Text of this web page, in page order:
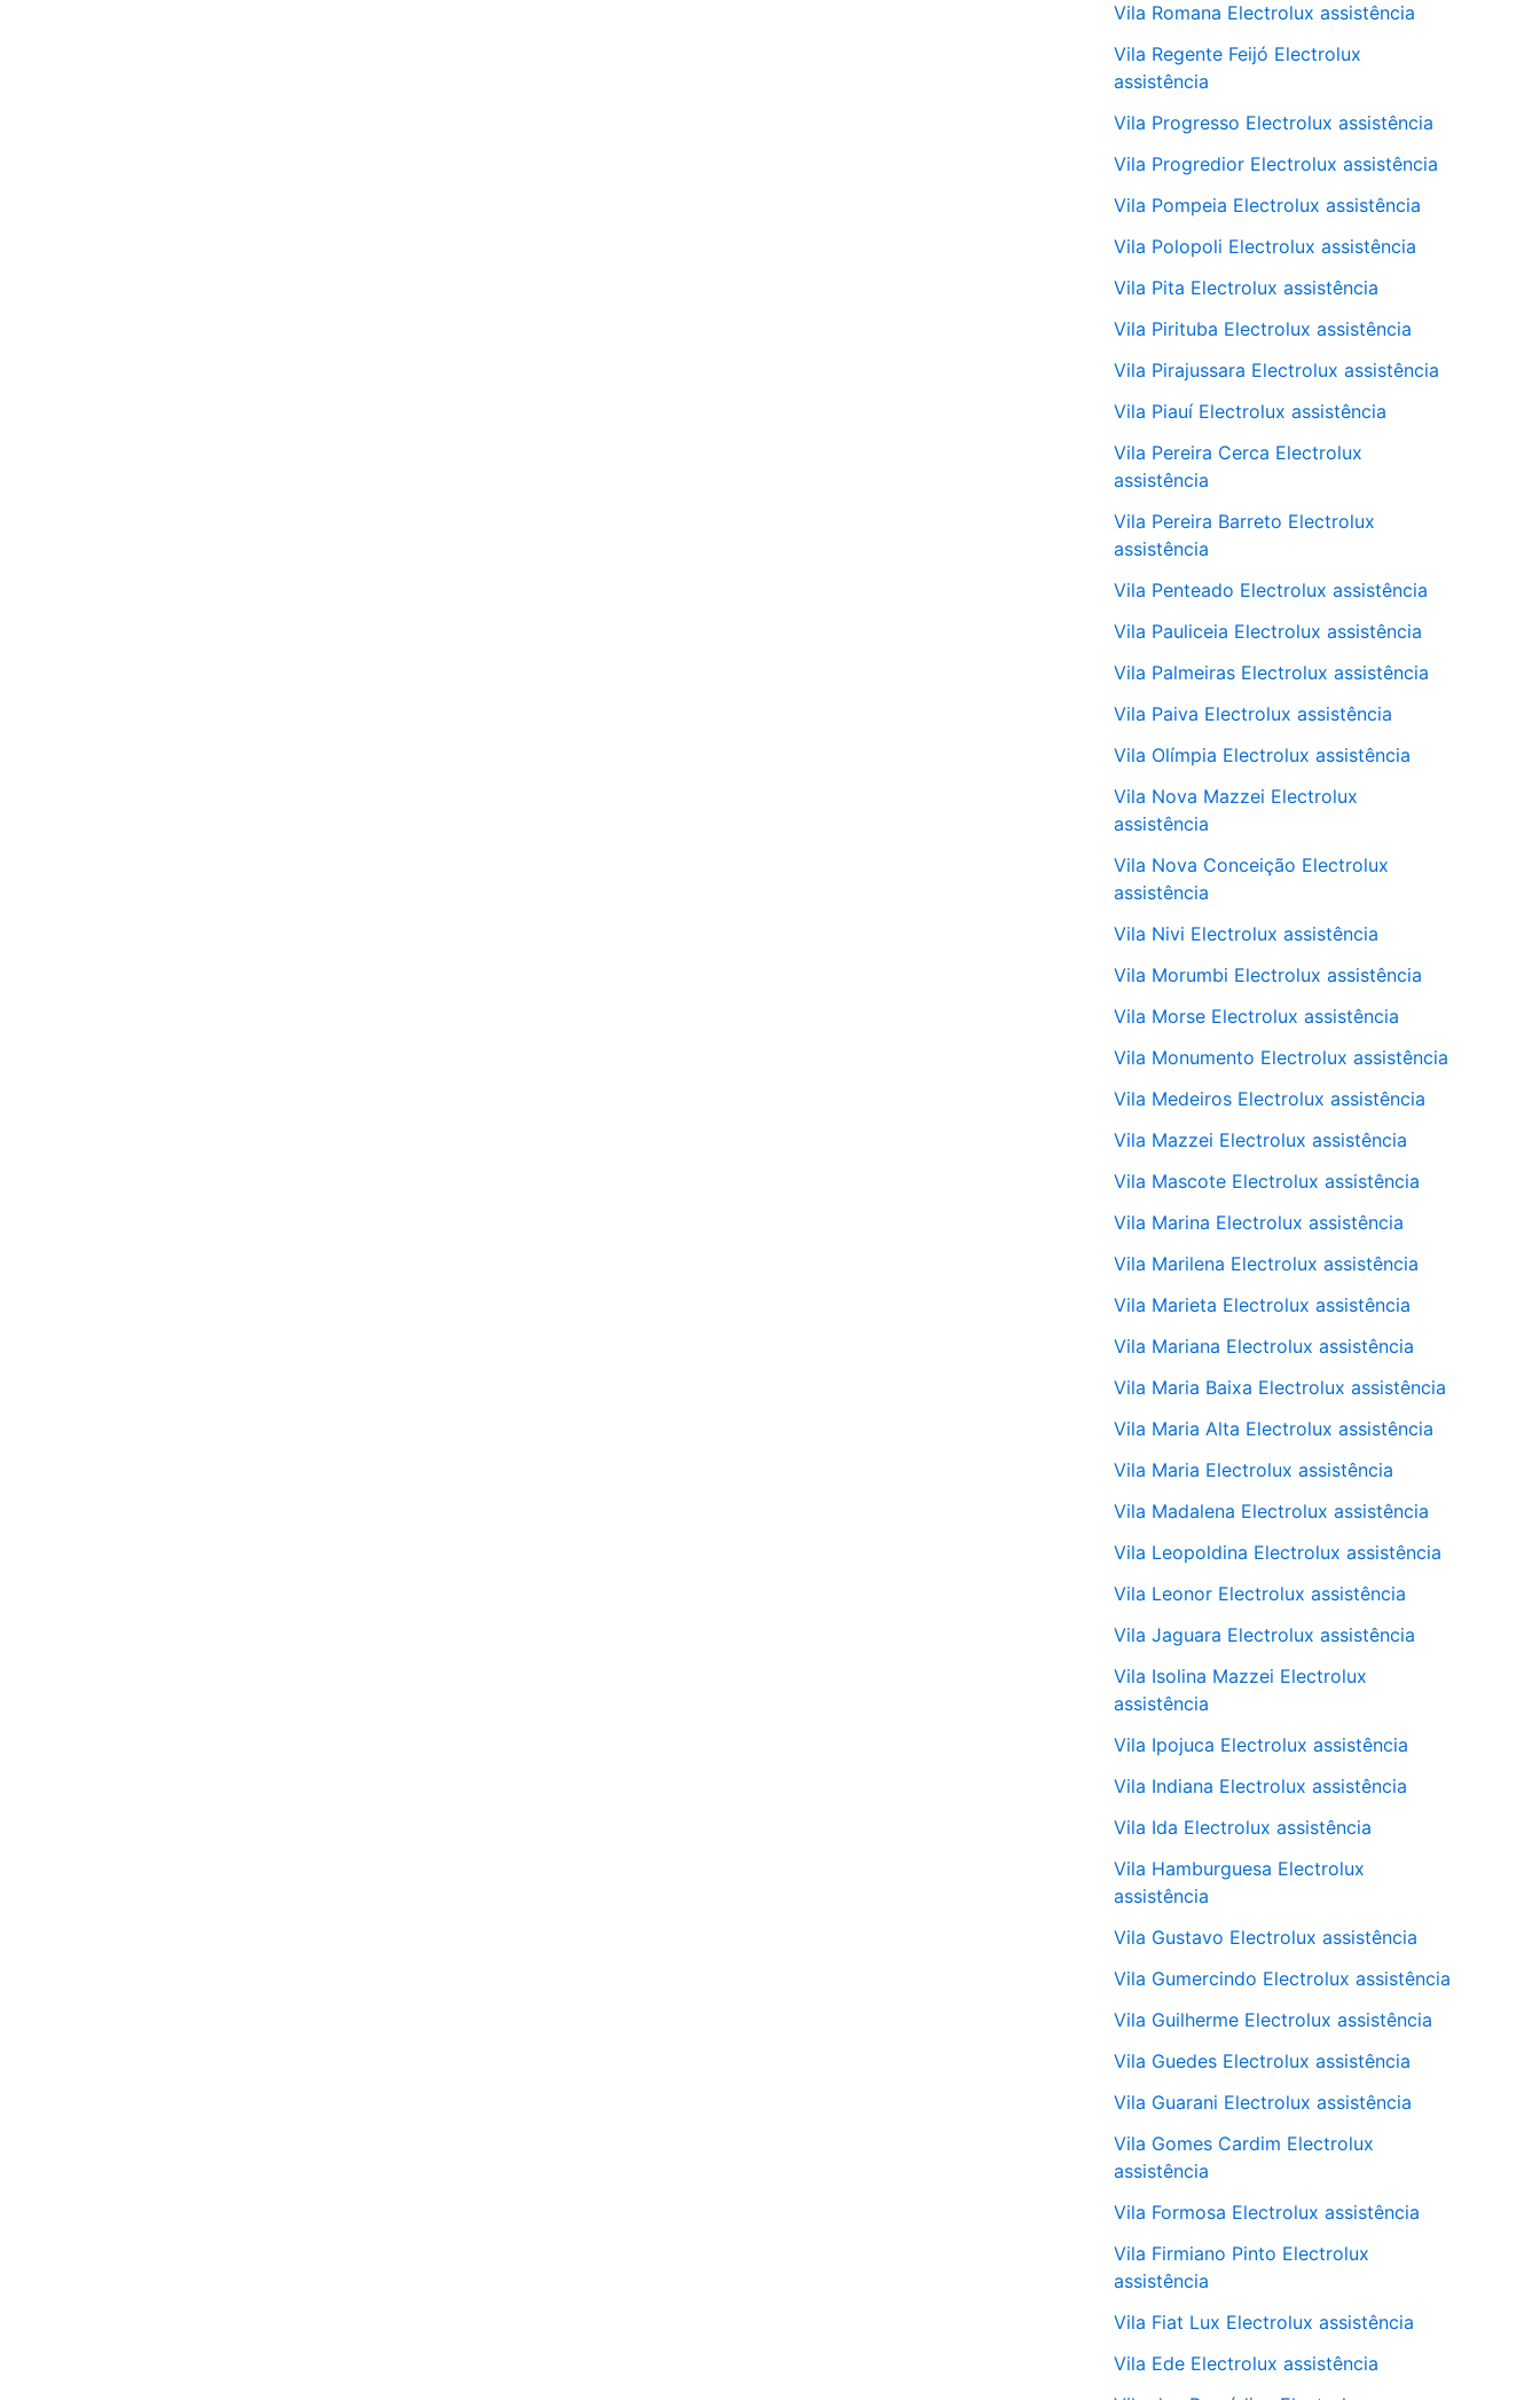
Vila Romana Electrolux assistência
Vila Regente Feijó Electrolux
assistência
Vila Progresso Electrolux assistência
Vila Progredior Electrolux assistência
Vila Pompeia Electrolux assistência
Vila Polopoli Electrolux assistência
Vila Pita Electrolux assistência
Vila Pirituba Electrolux assistência
Vila Pirajussara Electrolux assistência
Vila Piauí Electrolux assistência
Vila Pereira Cerca Electrolux
assistência
Vila Pereira Barreto Electrolux
assistência
Vila Penteado Electrolux assistência
Vila Pauliceia Electrolux assistência
Vila Palmeiras Electrolux assistência
Vila Paiva Electrolux assistência
Vila Olímpia Electrolux assistência
Vila Nova Mazzei Electrolux
assistência
Vila Nova Conceição Electrolux
assistência
Vila Nivi Electrolux assistência
Vila Morumbi Electrolux assistência
Vila Morse Electrolux assistência
Vila Monumento Electrolux assistência
Vila Medeiros Electrolux assistência
Vila Mazzei Electrolux assistência
Vila Mascote Electrolux assistência
Vila Marina Electrolux assistência
Vila Marilena Electrolux assistência
Vila Marieta Electrolux assistência
Vila Mariana Electrolux assistência
Vila Maria Baixa Electrolux assistência
Vila Maria Alta Electrolux assistência
Vila Maria Electrolux assistência
Vila Madalena Electrolux assistência
Vila Leopoldina Electrolux assistência
Vila Leonor Electrolux assistência
Vila Jaguara Electrolux assistência
Vila Isolina Mazzei Electrolux
assistência
Vila Ipojuca Electrolux assistência
Vila Indiana Electrolux assistência
Vila Ida Electrolux assistência
Vila Hamburguesa Electrolux
assistência
Vila Gustavo Electrolux assistência
Vila Gumercindo Electrolux assistência
Vila Guilherme Electrolux assistência
Vila Guedes Electrolux assistência
Vila Guarani Electrolux assistência
Vila Gomes Cardim Electrolux
assistência
Vila Formosa Electrolux assistência
Vila Firmiano Pinto Electrolux
assistência
Vila Fiat Lux Electrolux assistência
Vila Ede Electrolux assistência